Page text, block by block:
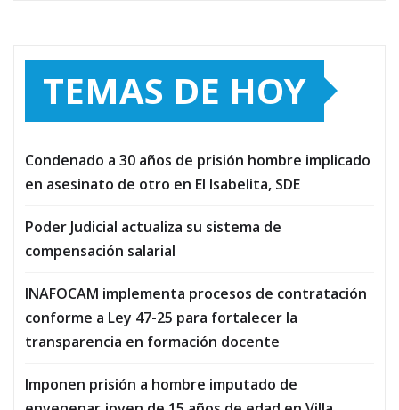
TEMAS DE HOY
Condenado a 30 años de prisión hombre implicado
en asesinato de otro en El Isabelita, SDE
Poder Judicial actualiza su sistema de
compensación salarial
INAFOCAM implementa procesos de contratación
conforme a Ley 47-25 para fortalecer la
transparencia en formación docente
Imponen prisión a hombre imputado de